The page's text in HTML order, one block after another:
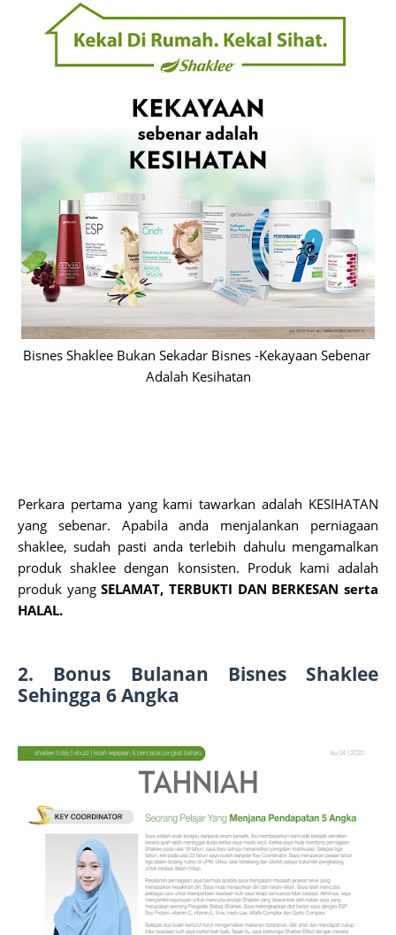
Bisnes Shaklee Bukan Sekadar Bisnes -Kekayaan Sebenar
Adalah Kesihatan
Perkara pertama yang kami tawarkan adalah KESIHATAN
yang sebenar. Apabila anda menjalankan perniagaan
shaklee, sudah pasti anda terlebih dahulu mengamalkan
produk shaklee dengan konsisten. Produk kami adalah
produk yang SELAMAT, TERBUKTI DAN BERKESAN serta
HALAL.
2. Bonus Bulanan Bisnes Shaklee
Sehingga 6 Angka